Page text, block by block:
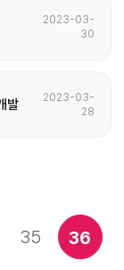
2023-03-
30
발
2023-03-
28
35 36